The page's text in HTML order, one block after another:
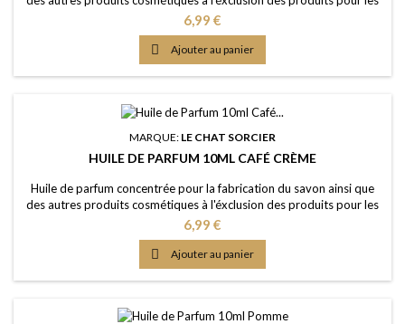
lèvres ou la bouche Caractère: un parfum de luxe, riche, épicé, boisé,
réconfortant Couleur: Sans colorants - couleur naturelle: Légèrement
dorée Dosage maximal: IFRA classe 9 (Savon) 3,87%
Certification: Certficat...
Prix
6,99 €
 Ajouter au panier
MARQUE: LE CHAT SORCIER
HUILE DE PARFUM 10ML CAFÉ CRÈME
Huile de parfum concentrée pour la fabrication du savon ainsi que
des autres produits cosmétiques à l'éxclusion des produits pour les
lèvres ou la bouche Caractère: café vanillé et lacté avec une touche
de cacao Couleur: Sans colorants - couleur naturelle: Brune Dosage
conseillé: 2% à 5% Certification: Certficat de conformité IFRA 50e et
analyse...
Prix
6,99 €
 Ajouter au panier